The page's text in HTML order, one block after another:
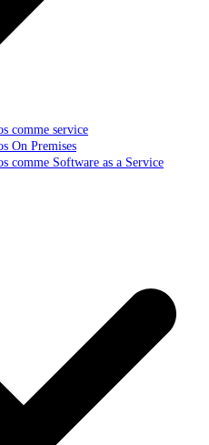
comme service
On Premises
comme Software as a Service